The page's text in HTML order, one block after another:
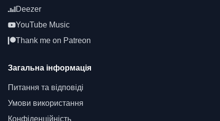
Deezer
YouTube Music
Thank me on Patreon
Загальна інформація
Питання та відповіді
Умови використання
Конфіденційність